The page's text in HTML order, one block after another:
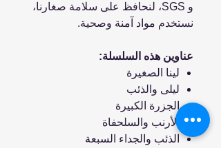
و SGS، لنحافظ على سلامة صغارنا،
نستخدم مواد آمنة وصحية.
عناوين هذه السلسلة:
لينا الصغيرة
ليلى والذئب
الجزرة الكبيرة
الأرنب والسلحفاة
الذئب والجداء السبعة